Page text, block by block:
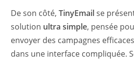
De son côté,TinyEmailse
solution ultra simple, pensée
envoyer des campagnes
dans une interface compliquée.